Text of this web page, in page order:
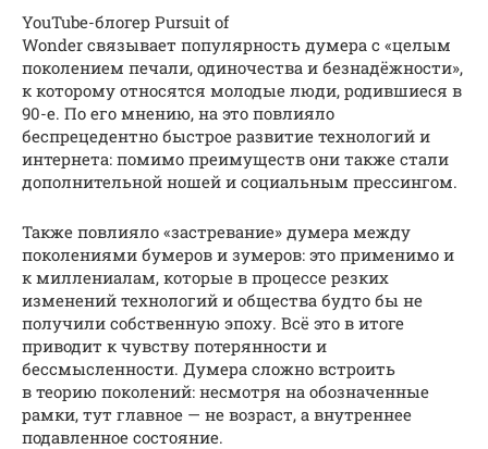
YouTube-блогер Pursuit of
Wonder связывает популярность думера с «целым
поколением печали, одиночества и безнадёжности»,
к которому относятся молодые люди, родившиеся в
90-е. По его мнению, на это повлияло
беспрецедентно быстрое развитие технологий и
интернета: помимо преимуществ они также стали
дополнительной ношей и социальным прессингом.
Также повлияло «застревание» думера между
поколениями бумеров и зумеров: это применимо и
к миллениалам, которые в процессе резких
изменений технологий и общества будто бы не
получили собственную эпоху. Всё это в итоге
приводит к чувству потерянности и
бессмысленности. Думера сложно встроить
в теорию поколений: несмотря на обозначенные
рамки, тут главное — не возраст, а внутреннее
подавленное состояние.